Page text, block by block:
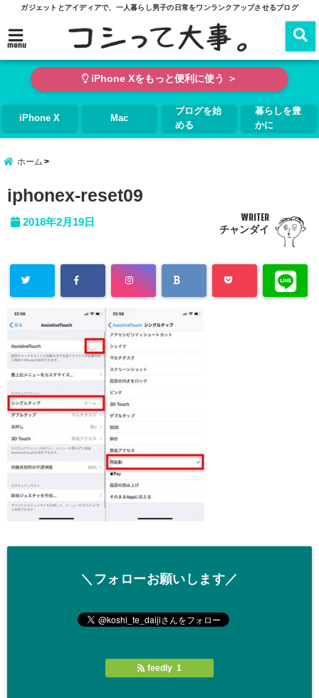
ガジェットとアイディアで、一人暮らし男子の日常をワンランクアップさせるブログ
menu
iPhone Xをもっと便利に使う ＞
iPhone X Mac
ブログを始
める
暮らしを豊
かに
ホーム
iphonex-reset09
2018年2月19日 WRITER
チャンダイ
＼フォローお願いします／
feedly 1